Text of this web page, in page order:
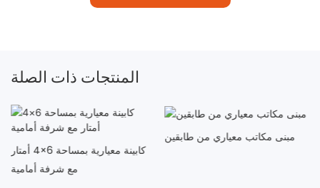
المنتجات ذات الصلة
كابينة معيارية بمساحة 6×4 أمتار
مع شرفة أمامية
مبنى مكاتب معياري من طابقين